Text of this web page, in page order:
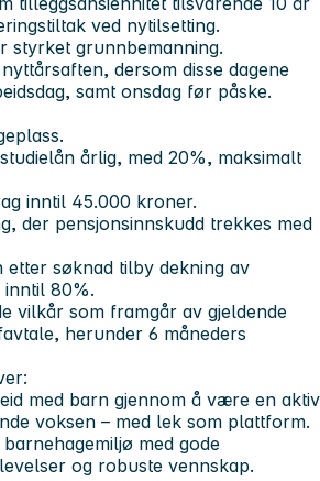
ved nytilsetting.
styrket grunnbemanning.
dersom disse dagene
samt onsdag før påske.
årlig, med 20%, maksimalt
inntil 45.000 kroner.
der pensjonsinnskudd trekkes med
etter søknad tilby dekning av
80%.
vilkår som framgår av gjeldende
herunder 6 måneders
med barn gjennom å være en aktiv
voksen – med lek som plattform.
med gode
og robuste vennskap.